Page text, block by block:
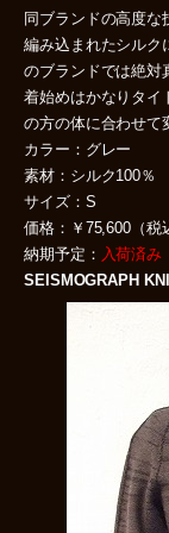
同ブランドの高度な
編み込まれたシルク
のブランドでは絶対
着始めはかなりタイ
の方の体に合わせて
カラー：グレー
素材：シルク100％
サイズ：S
価格：￥75,600（税
納期予定： 入荷済み
SEISMOGRAPH